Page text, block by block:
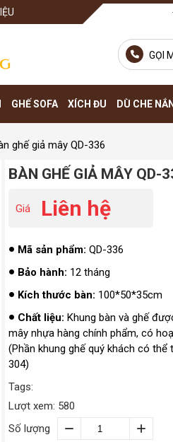
GỌI
GHẾ SOFA XÍCH ĐU DÙ CHE
ghế giả mây QD-336
BÀN GHẾ GIẢ MÂY QD-
Giá Liên hệ
Mã sản phẩm: QD-336
Bảo hành: 12 tháng
Kích thước bàn: 100*50*35cm
Chất liệu: Khung bàn và ghế
mây nhựa hàng chính phẩm, có
(Phần khung ghế quý khách có
304)
Tags:
Lượt xem: 580
Số lượng